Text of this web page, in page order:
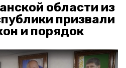
области из
призвали
и порядок